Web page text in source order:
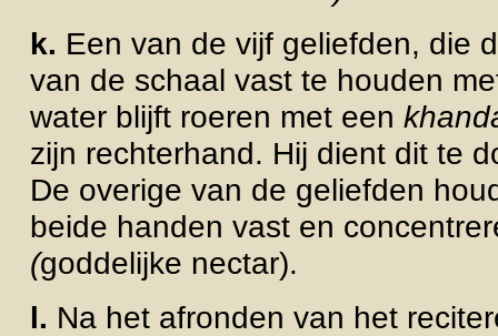
k. Een van de vijf geliefden, die
van de schaal vast te houden
water blijft roeren met een
zijn rechterhand. Hij dient dit te
De overige van de geliefden
beide handen vast en
(goddelijke nectar).
l. Na het afronden van het